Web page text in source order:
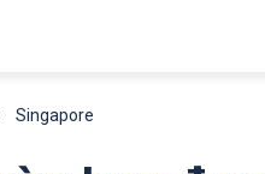
Singapore